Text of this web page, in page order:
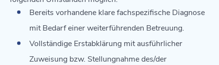
Bereits vorhandene klare fachspezifische Diagnose
mit Bedarf einer weiterführenden Betreuung.
Vollständige Erstabklärung mit ausführlicher
Zuweisung bzw. Stellungnahme des/der